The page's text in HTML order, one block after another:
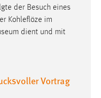
der Besuch eines
Kohleflöze im
dient und mit
Vortrag
über Websites